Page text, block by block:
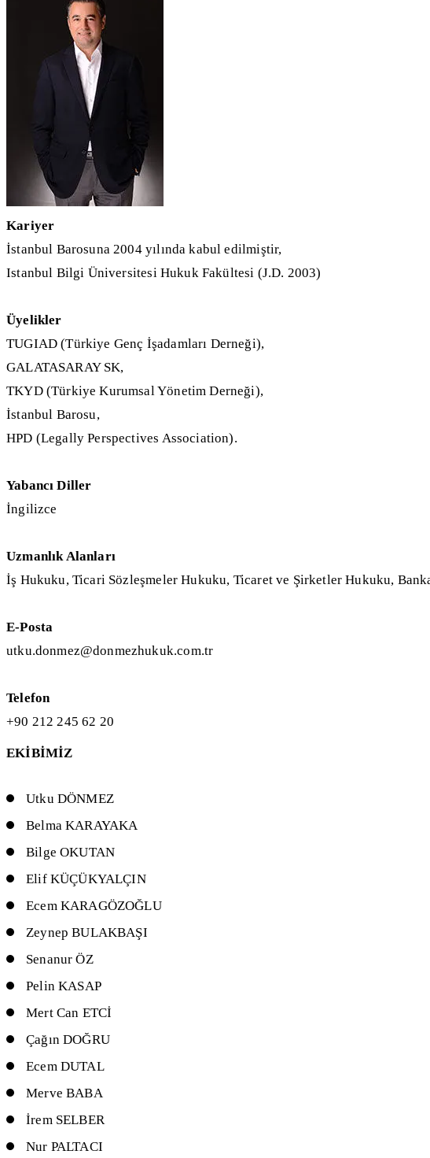
Kariyer
İstanbul Barosuna 2004 yılında kabul edilmiştir,
Istanbul Bilgi Üniversitesi Hukuk Fakültesi (J.D. 2003)
Üyelikler
TUGIAD (Türkiye Genç İşadamları Derneği),
GALATASARAY SK,
TKYD (Türkiye Kurumsal Yönetim Derneği),
İstanbul Barosu,
HPD (Legally Perspectives Association).
Yabancı Diller
İngilizce
Uzmanlık Alanları
İş Hukuku, Ticari Sözleşmeler Hukuku, Ticaret ve Şirketler Hukuku,
E-Posta
utku.donmez@donmezhukuk.com.tr
Telefon
+90 212 245 62 20
EKİBİMİZ
Utku DÖNMEZ
Belma KARAYAKA
Bilge OKUTAN
Elif KÜÇÜKYALÇIN
Ecem KARAGÖZOĞLU
Zeynep BULAKBAŞI
Senanur ÖZ
Pelin KASAP
Mert Can ETCİ
Çağın DOĞRU
Ecem DUTAL
Merve BABA
İrem SELBER
Nur PALTACI